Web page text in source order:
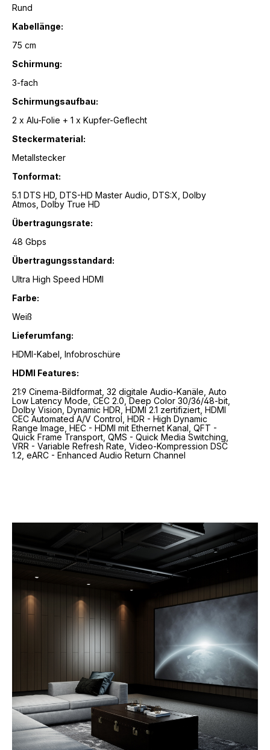
Rund
Kabellänge:
75 cm
Schirmung:
3-fach
Schirmungsaufbau:
2 x Alu-Folie + 1 x Kupfer-Geflecht
Steckermaterial:
Metallstecker
Tonformat:
5.1 DTS HD, DTS-HD Master Audio, DTS:X, Dolby
Atmos, Dolby True HD
Übertragungsrate:
48 Gbps
Übertragungsstandard:
Ultra High Speed HDMI
Farbe:
Weiß
Lieferumfang:
HDMI-Kabel, Infobroschüre
HDMI Features:
21:9 Cinema-Bildformat, 32 digitale Audio-Kanäle, Auto
Low Latency Mode, CEC 2.0, Deep Color 30/36/48-bit,
Dolby Vision, Dynamic HDR, HDMI 2.1 zertifiziert, HDMI
CEC Automated A/V Control, HDR - High Dynamic
Range Image, HEC - HDMI mit Ethernet Kanal, QFT -
Quick Frame Transport, QMS - Quick Media Switching,
VRR - Variable Refresh Rate, Video-Kompression DSC
1.2, eARC - Enhanced Audio Return Channel